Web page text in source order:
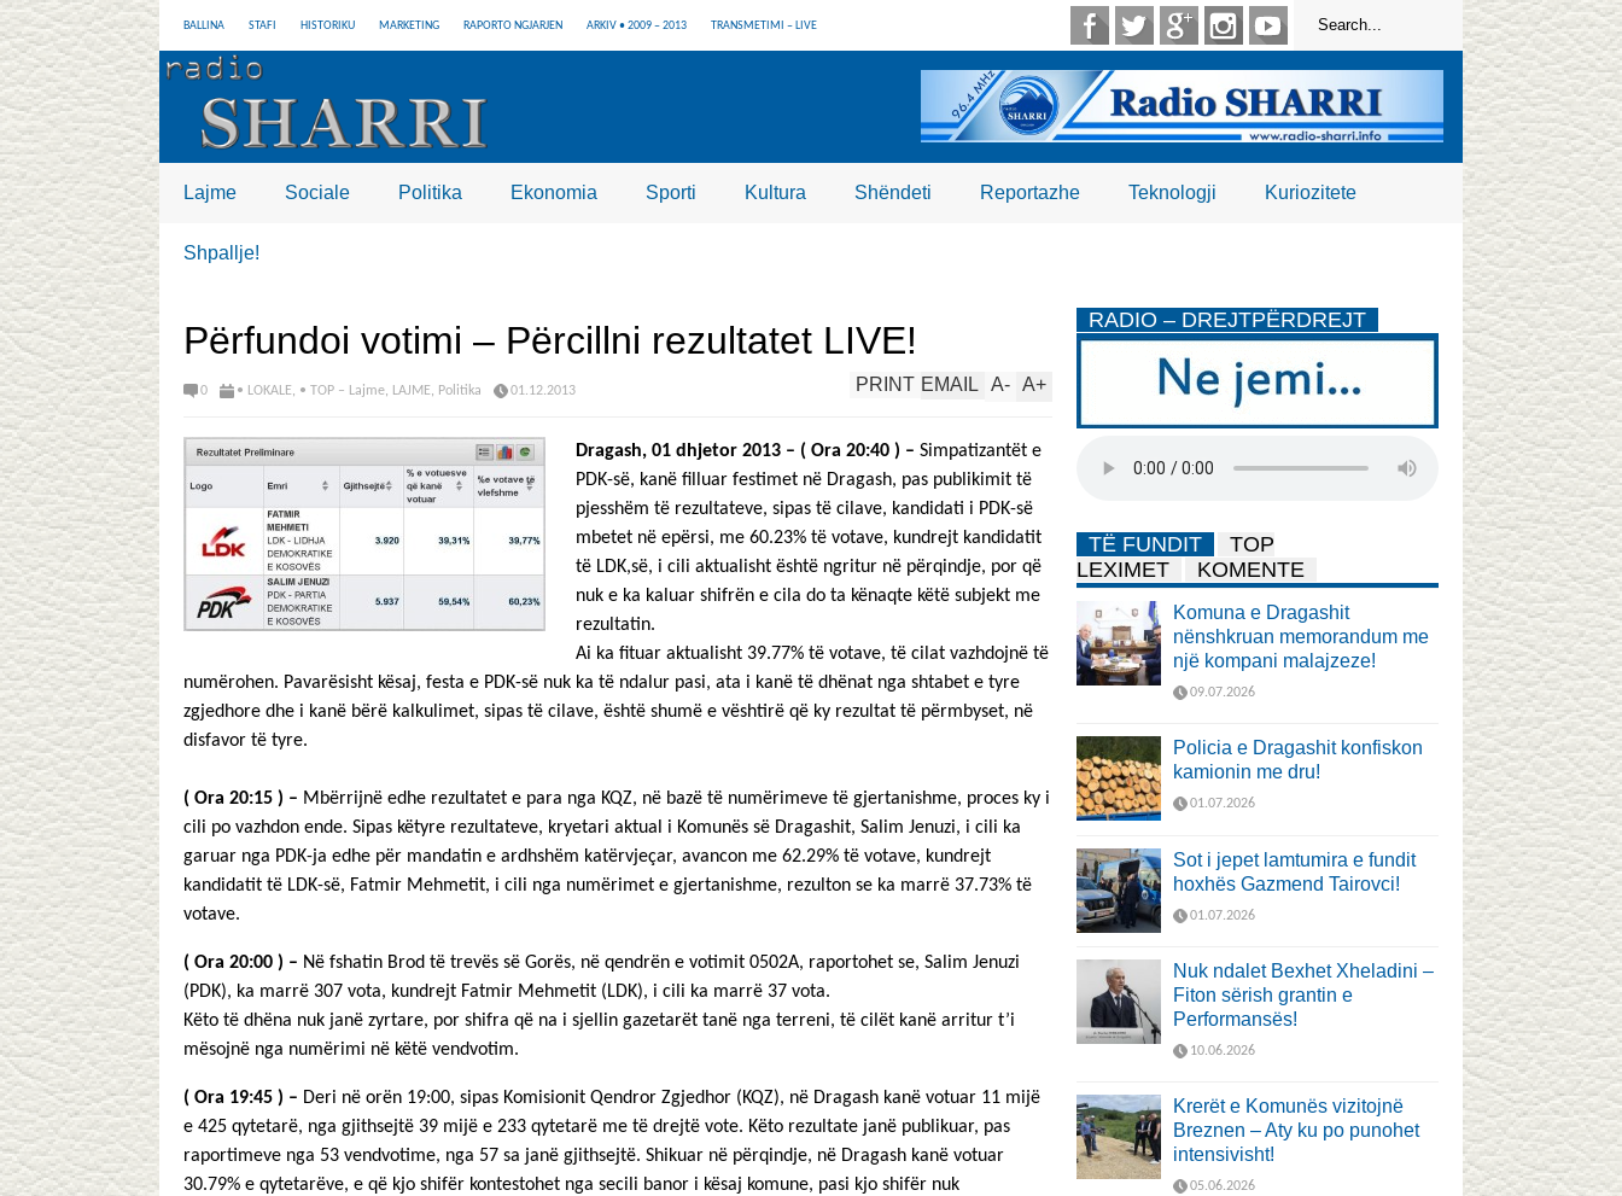
BALLINA STAFI HISTORIKU MARKETING RAPORTO NGJARJEN ARKIV • 2009 – 2013 TRANSMETIMI – LIVE
Lajme Sociale Politika Ekonomia Sporti Kultura Shëndeti Reportazhe Teknologji Kuriozitete
Shpallje!
Përfundoi votimi – Përcillni rezultatet LIVE!
0 • LOKALE, • TOP – Lajme, LAJME, Politika 01.12.2013 A+
A-
EMAIL
PRINT
Dragash, 01 dhjetor 2013 – ( Ora 20:40 ) – Simpatizantët e
PDK-së, kanë filluar festimet në Dragash, pas publikimit të
pjesshëm të rezultateve, sipas të cilave, kandidati i PDK-së
mbetet në epërsi, me 60.23% të votave, kundrejt kandidatit
të LDK,së, i cili aktualisht është ngritur në përqindje, por që
nuk e ka kaluar shifrën e cila do ta kënaqte këtë subjekt me
rezultatin.
Ai ka fituar aktualisht 39.77% të votave, të cilat vazhdojnë të
numërohen. Pavarësisht kësaj, festa e PDK-së nuk ka të ndalur pasi, ata i kanë të dhënat nga shtabet e tyre
zgjedhore dhe i kanë bërë kalkulimet, sipas të cilave, është shumë e vështirë që ky rezultat të përmbyset, në
disfavor të tyre.
( Ora 20:15 ) – Mbërrijnë edhe rezultatet e para nga KQZ, në bazë të numërimeve të gjertanishme, proces ky i
cili po vazhdon ende. Sipas këtyre rezultateve, kryetari aktual i Komunës së Dragashit, Salim Jenuzi, i cili ka
garuar nga PDK-ja edhe për mandatin e ardhshëm katërvjeçar, avancon me 62.29% të votave, kundrejt
kandidatit të LDK-së, Fatmir Mehmetit, i cili nga numërimet e gjertanishme, rezulton se ka marrë 37.73% të
votave.
( Ora 20:00 ) – Në fshatin Brod të trevës së Gorës, në qendrën e votimit 0502A, raportohet se, Salim Jenuzi
(PDK), ka marrë 307 vota, kundrejt Fatmir Mehmetit (LDK), i cili ka marrë 37 vota.
Këto të dhëna nuk janë zyrtare, por shifra që na i sjellin gazetarët tanë nga terreni, të cilët kanë arritur t’i
mësojnë nga numërimi në këtë vendvotim.
( Ora 19:45 ) – Deri në orën 19:00, sipas Komisionit Qendror Zgjedhor (KQZ), në Dragash kanë votuar 11 mijë
e 425 qytetarë, nga gjithsejtë 39 mijë e 233 qytetarë me të drejtë vote. Këto rezultate janë publikuar, pas
raportimeve nga 53 vendvotime, nga 57 sa janë gjithsejtë. Shikuar në përqindje, në Dragash kanë votuar
30.79% e qytetarëve, e që kjo shifër kontestohet nga secili banor i kësaj komune, pasi kjo shifër nuk
RADIO – DREJTPËRDREJT
TË FUNDIT
TOP
LEXIMET
KOMENTE
Komuna e Dragashit
nënshkruan memorandum me
një kompani malajzeze!
09.07.2026
Policia e Dragashit konfiskon
kamionin me dru!
01.07.2026
Sot i jepet lamtumira e fundit
hoxhës Gazmend Tairovci!
01.07.2026
Nuk ndalet Bexhet Xheladini –
Fiton sërish grantin e
Performansës!
10.06.2026
Krerët e Komunës vizitojnë
Breznen – Aty ku po punohet
intensivisht!
05.06.2026